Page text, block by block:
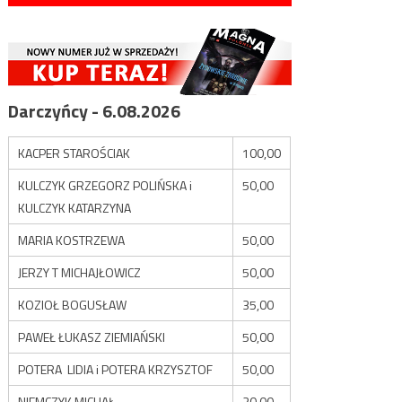
Darczyńcy - 6.08.2026
KACPER STAROŚCIAK
100,00
KULCZYK GRZEGORZ POLIŃSKA i
KULCZYK KATARZYNA
50,00
MARIA KOSTRZEWA
50,00
JERZY T MICHAJŁOWICZ
50,00
KOZIOŁ BOGUSŁAW
35,00
PAWEŁ ŁUKASZ ZIEMIAŃSKI
50,00
POTERA LIDIA i POTERA KRZYSZTOF
50,00